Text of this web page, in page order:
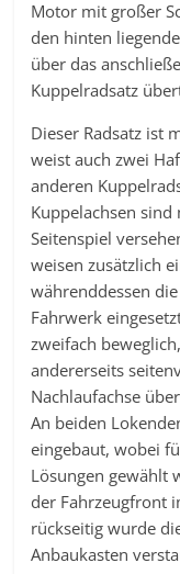
Motor mit großer
den hinten
über das
Kuppelradsatz
Dieser Radsatz ist
weist auch zwei
anderen
Kuppelachsen
Seitenspiel
weisen zusätzlich
währenddessen
Fahrwerk
zweifach
andererseits
Nachlaufachse
An beiden
eingebaut, wobei
Lösungen gewählt
der Fahrzeugfront
rückseitig wurde
Anbaukasten